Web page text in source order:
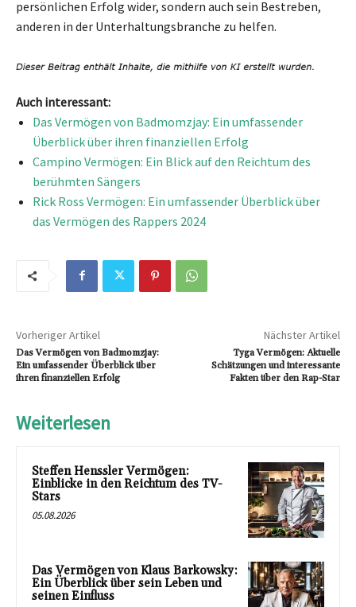
persönlichen Erfolg wider, sondern auch sein Bestreben,
anderen in der Unterhaltungsbranche zu helfen.
Auch interessant:
Das Vermögen von Badmomzjay: Ein umfassender
Überblick über ihren finanziellen Erfolg
Campino Vermögen: Ein Blick auf den Reichtum des
berühmten Sängers
Rick Ross Vermögen: Ein umfassender Überblick über
das Vermögen des Rappers 2024
Vorheriger Artikel
Das Vermögen von Badmomzjay:
Ein umfassender Überblick über
ihren finanziellen Erfolg
Nächster Artikel
Tyga Vermögen: Aktuelle
Schätzungen und interessante
Fakten über den Rap-Star
Weiterlesen
Steffen Henssler Vermögen:
Einblicke in den Reichtum des TV-
Stars
05.08.2026
Das Vermögen von Klaus Barkowsky:
Ein Überblick über sein Leben und
seinen Einfluss